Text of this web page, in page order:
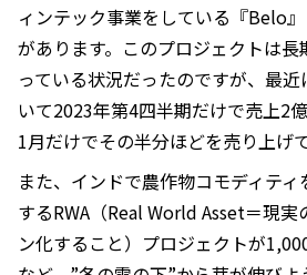
ィンテック事業をしている『Belo
があります。このプロジェクトは
っている状況だったのですが、最
いて2023年第4四半期だけで売上2
1月だけでその半分ほどを売り上げて
また、インドで農作物コモディテ
するRWA（Real World Asset＝現
ン化すること）プロジェクトが